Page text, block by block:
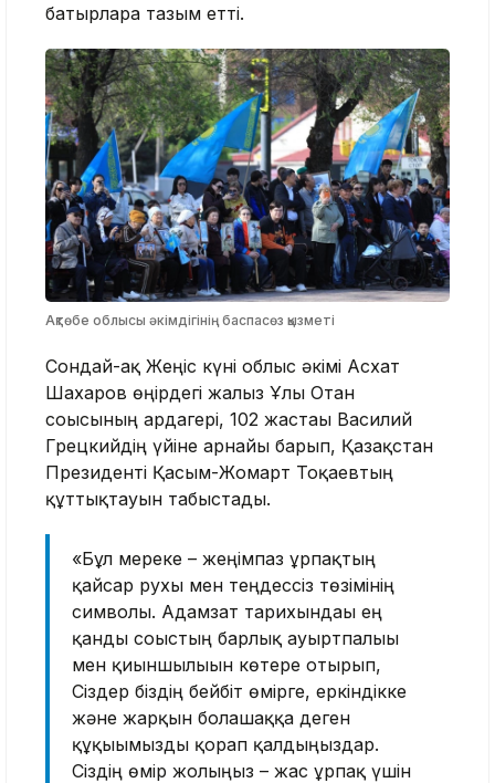
батырларға тағзым етті.
Ақтөбе облысы әкімдігінің баспасөз қызметі
Сондай-ақ Жеңіс күні облыс әкімі Асхат
Шахаров өңірдегі жалғыз Ұлы Отан
соғысының ардагері, 102 жастағы Василий
Грецкийдің үйіне арнайы барып, Қазақстан
Президенті Қасым-Жомарт Тоқаевтың
құттықтауын табыстады.
«Бұл мереке – жеңімпаз ұрпақтың
қайсар рухы мен теңдессіз төзімінің
символы. Адамзат тарихындағы ең
қанды соғыстың барлық ауыртпалығы
мен қиыншылығын көтере отырып,
Сіздер біздің бейбіт өмірге, еркіндікке
және жарқын болашаққа деген
құқығымызды қорғап қалдыңыздар.
Сіздің өмір жолыңыз – жас ұрпақ үшін